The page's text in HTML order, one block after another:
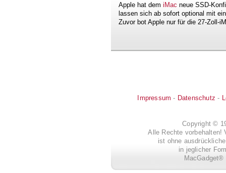
Apple hat dem iMac neue SSD-
lassen sich ab sofort optional mit
Zuvor bot Apple nur für die 27-Zoll-
Impressum - Datenschutz -
Copyright ©
Alle Rechte vorbehalten!
ist ohne
in jeglicher
MacGadget®